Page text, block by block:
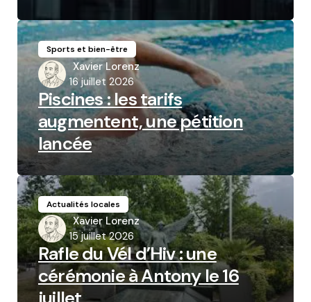
Sports et bien-être
Posted
by
Xavier Lorenz
16 juillet 2026
Piscines : les tarifs
augmentent, une pétition
lancée
Actualités locales
Posted
by
Xavier Lorenz
15 juillet 2026
Rafle du Vél d’Hiv : une
cérémonie à Antony le 16